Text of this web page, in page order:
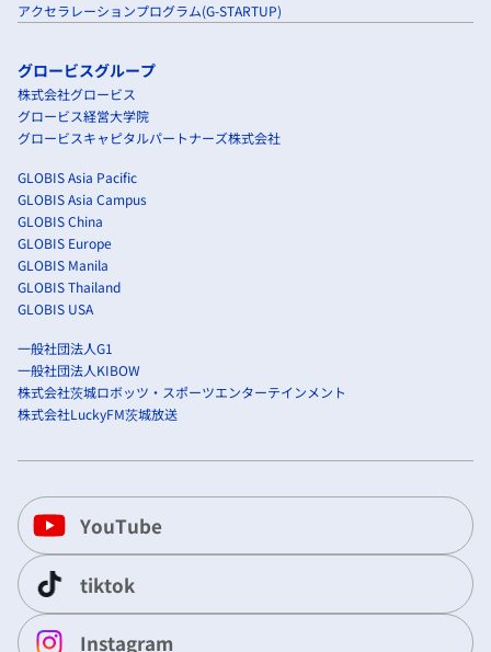
アクセラレーションプログラム(G-STARTUP)
グロービスグループ
株式会社グロービス
グロービス経営大学院
グロービスキャピタルパートナーズ株式会社
GLOBIS Asia Pacific
GLOBIS Asia Campus
GLOBIS China
GLOBIS Europe
GLOBIS Manila
GLOBIS Thailand
GLOBIS USA
一般社団法人G1
一般社団法人KIBOW
株式会社茨城ロボッツ・スポーツエンターテインメント
株式会社LuckyFM茨城放送
YouTube
tiktok
Instagram